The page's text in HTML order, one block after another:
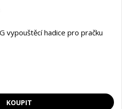
vypouštěcí hadice pro pračku